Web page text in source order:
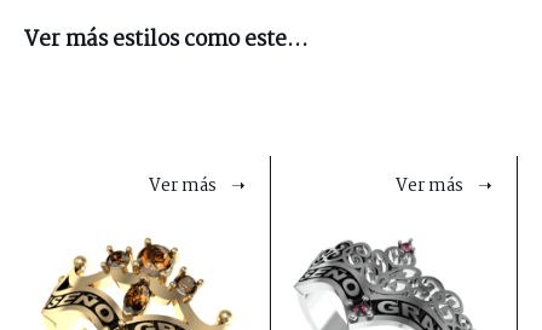
Ver más estilos como este...
Ver más ➝ Ver más ➝